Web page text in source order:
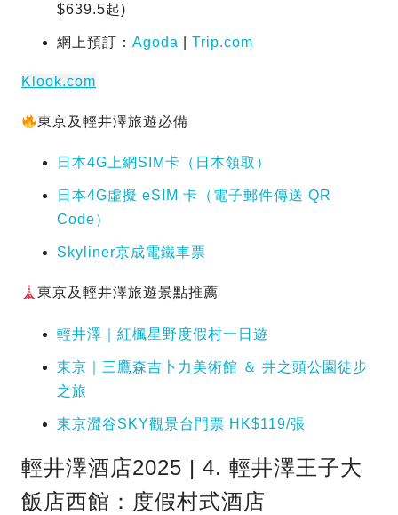
$639.5起)
網上預訂： Agoda Trip.com
Klook.com
東京及輕井澤旅遊必備
日本4G上網SIM卡（日本領取）
日本4G虛擬 eSIM 卡（電子郵件傳送 QR
Code）
Skyliner京成電鐵車票
東京及輕井澤旅遊景點推薦
輕井澤｜紅楓星野度假村一日遊
東京｜三鷹森吉卜力美術館 ＆ 井之頭公園徒步
之旅
東京澀谷SKY觀景台門票 HK$119/張
輕井澤酒店2025 | 4. 輕井澤王子大
飯店西館：度假村式酒店